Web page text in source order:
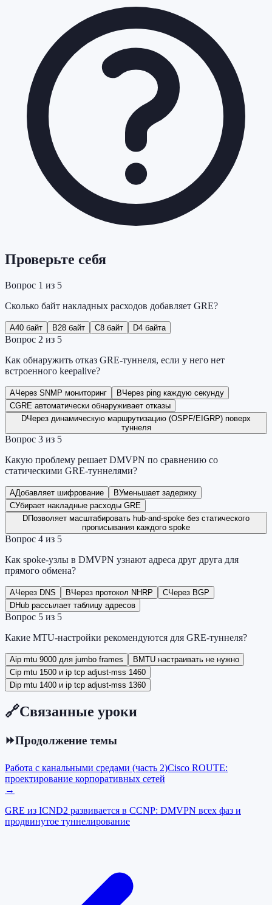
Проверьте себя
Вопрос 1 из 5
Сколько байт накладных расходов добавляет GRE?
A40 байт B28 байт C8 байт D4 байта
Вопрос 2 из 5
Как обнаружить отказ GRE-туннеля, если у него нет
встроенного keepalive?
AЧерез SNMP мониторинг BЧерез ping каждую секунду
CGRE автоматически обнаруживает отказы
DЧерез динамическую маршрутизацию (OSPF/EIGRP) поверх
туннеля
Вопрос 3 из 5
Какую проблему решает DMVPN по сравнению со
статическими GRE-туннелями?
AДобавляет шифрование BУменьшает задержку
CУбирает накладные расходы GRE
DПозволяет масштабировать hub-and-spoke без статического
прописывания каждого spoke
Вопрос 4 из 5
Как spoke-узлы в DMVPN узнают адреса друг друга для
прямого обмена?
AЧерез DNS BЧерез протокол NHRP CЧерез BGP
DHub рассылает таблицу адресов
Вопрос 5 из 5
Какие MTU-настройки рекомендуются для GRE-туннеля?
Aip mtu 9000 для jumbo frames B MTU настраивать не нужно
Cip mtu 1500 и ip tcp adjust-mss 1460
Dip mtu 1400 и ip tcp adjust-mss 1360
🔗Связанные уроки
⏩Продолжение темы
Работа с канальными средами (часть 2)Cisco ROUTE:
проектирование корпоративных сетей
→
GRE из ICND2 развивается в CCNP: DMVPN всех фаз и
продвинутое туннелирование